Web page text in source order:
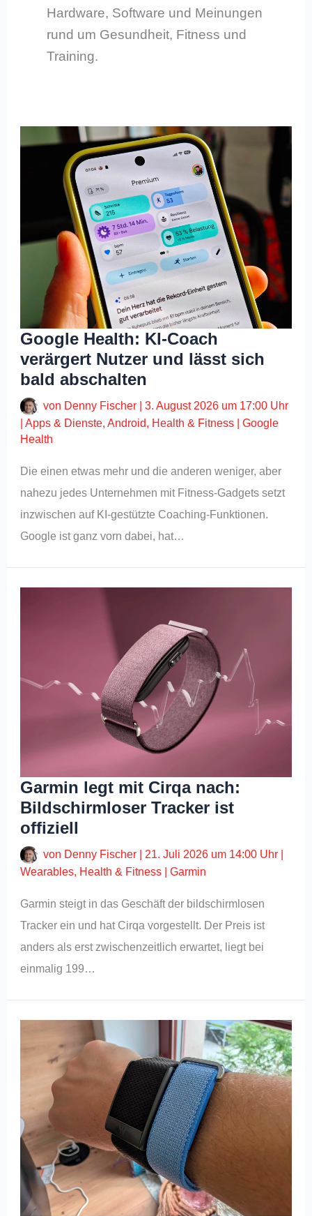
Hardware, Software und Meinungen
rund um Gesundheit, Fitness und
Training.
Google Health: KI-Coach
verärgert Nutzer und lässt sich
bald abschalten
von Denny Fischer |3. August 2026 um 17:00 Uhr
|Apps & Dienste,Android, Health & Fitness |Google
Health
Die einen etwas mehr und die anderen weniger, aber
nahezu jedes Unternehmen mit Fitness-Gadgets setzt
inzwischen auf KI-gestützte Coaching-Funktionen.
Google ist ganz vorn dabei, hat…
Garmin legt mit Cirqa nach:
Bildschirmloser Tracker ist
offiziell
von Denny Fischer 21. Juli 2026 um 14:00 Uhr
Wearables, Health & Fitness |Garmin
Garmin steigt in das Geschäft der bildschirmlosen
Tracker ein und hat Cirqa vorgestellt. Der Preis ist
anders als erst zwischenzeitlich erwartet, liegt bei
einmalig 199…